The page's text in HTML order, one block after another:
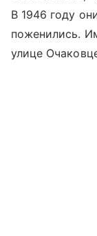
В 1946 году
поженились.
улице